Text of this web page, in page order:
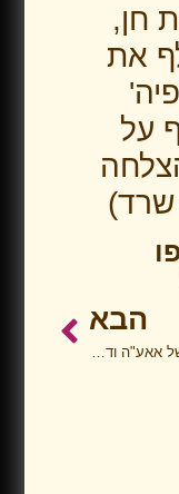
חן,
את
על
שרד)
הבא
שמות אמו של אאע"ה ודוד המלך סגולה לנשיאת חן